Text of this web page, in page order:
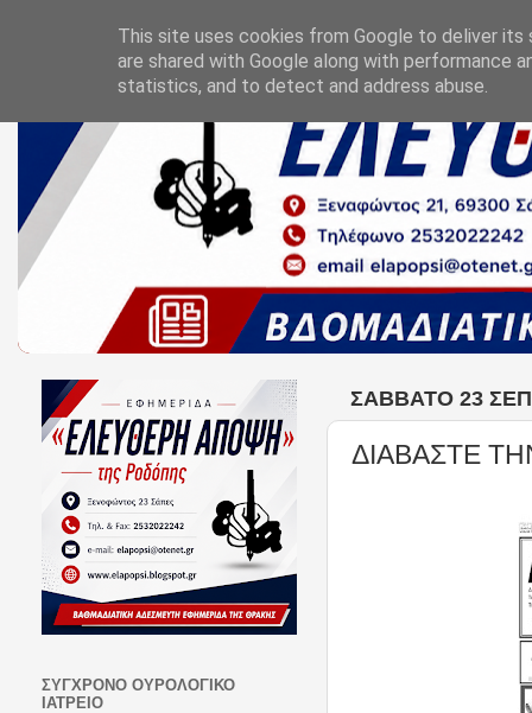
ΣΆΒΒΑΤΟ 23
ΔΙΑΒΑΣΤΕ
ΣΥΓΧΡΟΝΟ ΟΥΡΟΛΟΓΙΚΟ
ΙΑΤΡΕΙΟ
This site uses cookies from Google to deliver its
are shared with Google along with performance
statistics, and to detect and address abuse.